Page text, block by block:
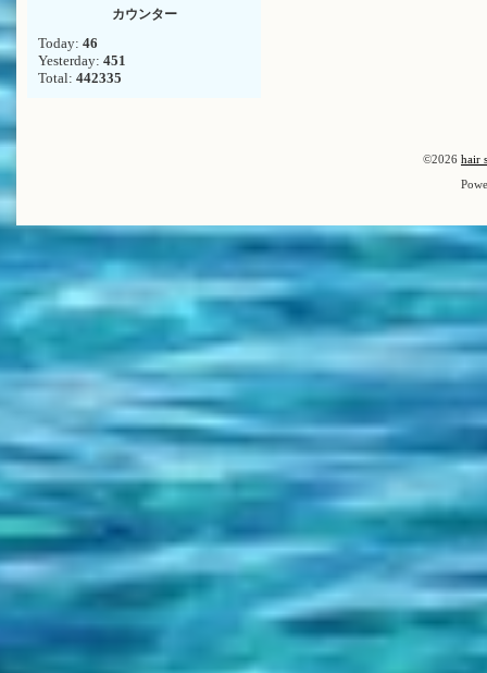
カウンター
Today: 46
Yesterday: 451
Total: 442335
©2026 hair